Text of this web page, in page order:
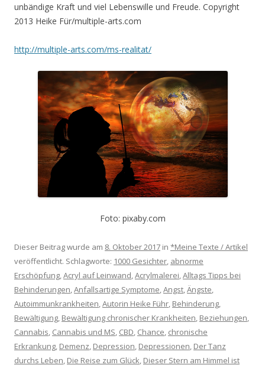
unbändige Kraft und viel Lebenswille und Freude. Copyright
2013 Heike Für/multiple-arts.com
http://multiple-arts.com/ms-realitat/
Foto: pixaby.com
Dieser Beitrag wurde am 8. Oktober 2017 in *Meine Texte / Artikel
veröffentlicht. Schlagworte: 1000 Gesichter, abnorme
Erschöpfung,Acryl auf Leinwand,Acrylmalerei,Alltags Tipps bei
Behinderungen,Anfallsartige Symptome,Angst,Ängste,
Autoimmunkrankheiten,Autorin Heike Führ, Behinderung,
Bewältigung, Bewältigung chronischer Krankheiten, Beziehungen,
Cannabis, Cannabis und MS, CBD, Chance, chronische
Erkrankung, Demenz, Depression, Depressionen, Der Tanz
durchs Leben, Die Reise zum Glück, Dieser Stern am Himmel ist